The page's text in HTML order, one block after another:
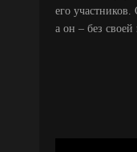
его
а он – без своей